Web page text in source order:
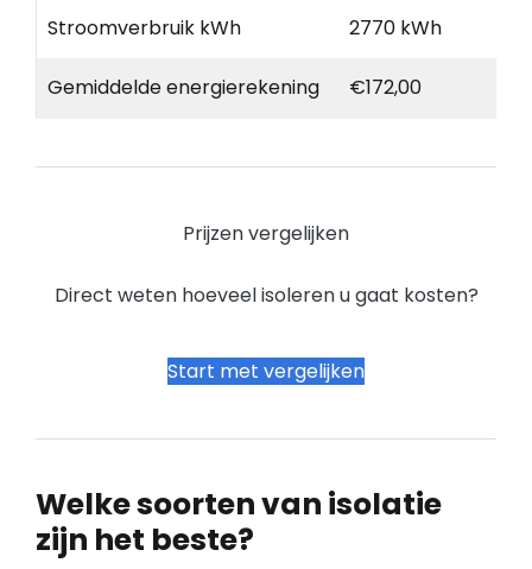
Stroomverbruik kWh 2770 kWh
Gemiddelde energierekening €172,00
Prijzen vergelijken
Direct weten hoeveel isoleren u gaat kosten?
Start met vergelijken
Welke soorten van isolatie
zijn het beste?